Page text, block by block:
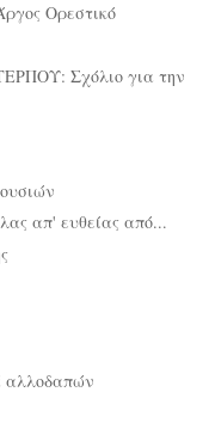
Ορεστικό
Σχόλιο για την
απ' ευθείας από...
αλλοδαπών